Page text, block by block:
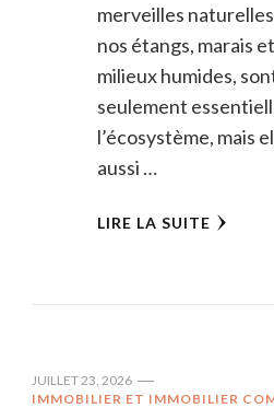
merveilles
nos étangs, marais
milieux humides,
seulement
l’écosystème, mais
aussi …
LIRE LA SUITE
JUILLET 23, 2026
IMMOBILIER ET IMMOBILIER